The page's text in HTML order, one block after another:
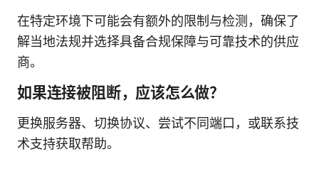
在特定环境下可能会有额外的限制与检测，确保了
解当地法规并选择具备合规保障与可靠技术的供应
商。
如果连接被阻断，应该怎么做？
更换服务器、切换协议、尝试不同端口，或联系技
术支持获取帮助。